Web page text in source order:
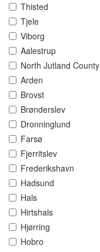
Thisted
Tjele
Viborg
Aalestrup
North Jutland County
Arden
Brovst
Brønderslev
Dronninglund
Farsø
Fjerritslev
Frederikshavn
Hadsund
Hals
Hirtshals
Hjørring
Hobro